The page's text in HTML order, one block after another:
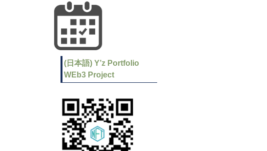
(日本語) Y’z Portfolio
WEb3 Project